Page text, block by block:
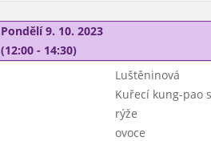
Pondělí 9. 10. 2023
(12:00 - 14:30)
Luštěninová
Kuřecí kung-pao
rýže
ovoce